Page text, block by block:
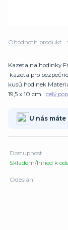
Ohodnotit produkt
Kazeta na hodinky
kazeta pro
kusů hodinek
19,5 x 10 cm celý
U nás
Dostupnost
Skladem/Ihned k
Odeslání